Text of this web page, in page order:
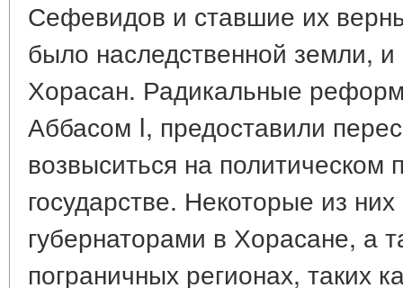
Сефевидов и ставшие их
было наследственной земли,
Хорасан. Радикальные
Аббасом I, предоставили
возвыситься на
государстве. Некоторые из
губернаторами в Хорасане, а
пограничных регионах, таких